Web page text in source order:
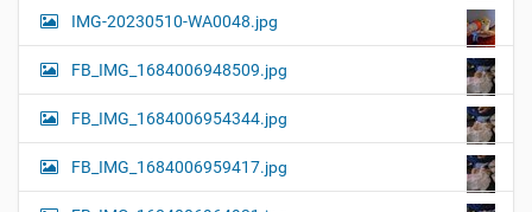
IMG-20230510-WA0048.jpg
FB_IMG_1684006948509.jpg
FB_IMG_1684006954344.jpg
FB_IMG_1684006959417.jpg